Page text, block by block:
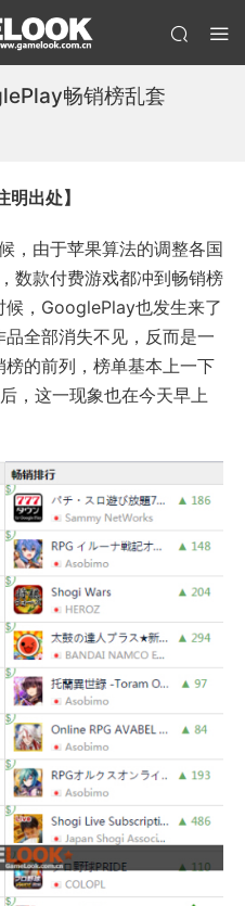
畅销榜乱套
出处】
，由于苹果算法的调整各国
数款付费游戏都冲到畅销榜
，GooglePlay也发生来了
全部消失不见，反而是一
的前列，榜单基本上一下
，这一现象也在今天早上